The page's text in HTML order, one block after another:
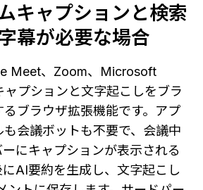
キャプションと検索
幕が必要な場合
Meet、Zoom、Microsoft
ャプションと文字起こしをブラ
ブラウザ拡張機能です。アプ
も会議ボットも不要で、会議中
にキャプションが表示される
AI要約を生成し、文字起こし